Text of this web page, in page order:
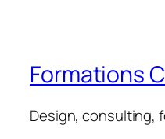
Formations
Design, consulting,